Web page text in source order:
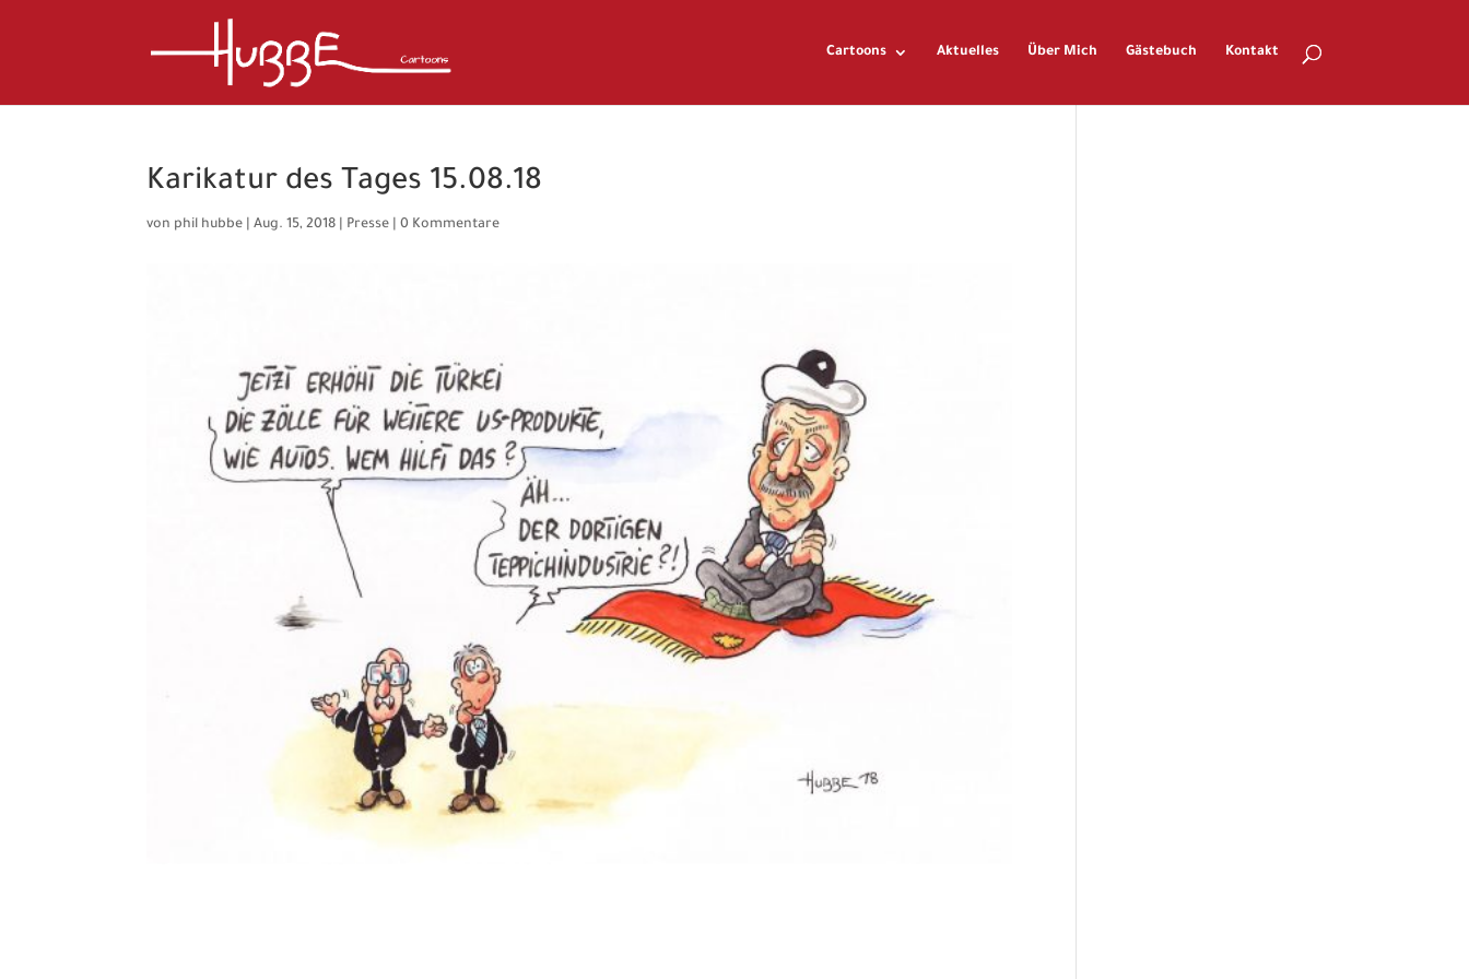
Cartoons Aktuelles Über Mich Gästebuch Kontakt
Karikatur des Tages 15.08.18
von phil hubbe |Aug. 15, 2018 Presse |0 Kommentare